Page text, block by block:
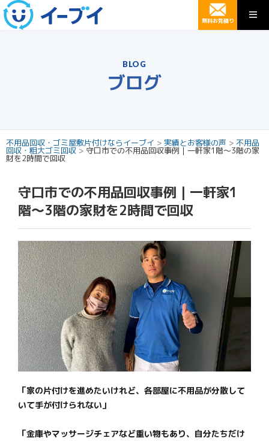
無料お見積り
BLOG
ブログ
不用品回収・ゴミ屋敷片付けならイーブイ > 実績とお客様の声 > 不用品
回収・粗大ゴミ回収 > 守口市での不用品回収事例｜一軒家1階〜3階の家
財を2時間で回収
守口市での不用品回収事例｜一軒家1
階〜3階の家財を2時間で回収
「家の片付けを進めたいけれど、各部屋に不用品が分散して
いて手が付けられない」
「金庫やマッサージチェアなど重い物もあり、自分たちだけ